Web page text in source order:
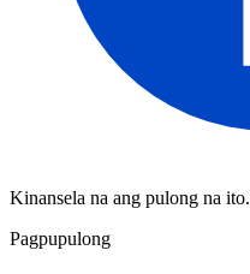
Kinansela na ang pulong na ito.
Pagpupulong